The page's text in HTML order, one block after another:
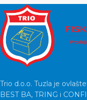
Trio d.o.o. Tuzla je
BEST BA, TRING i